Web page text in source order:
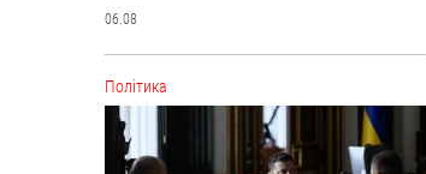
06.08
Політика